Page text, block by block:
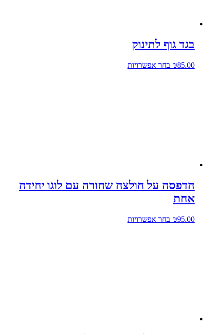
בגד גוף לתינוק
₪85.00 בחר אפשרויות
הדפסה על חולצה שחורה עם לוגו יחידה
אחת
₪95.00 בחר אפשרויות